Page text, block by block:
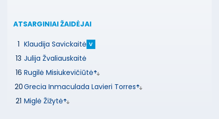
ATSARGINIAI ŽAIDĖJAI
1 Klaudija Savickaitė V
13 Julija Žvaliauskaitė
16 Rugilė Misiukevičiūtė
20Grecia Inmaculada Lavieri Torres
21 Miglė Žižytė